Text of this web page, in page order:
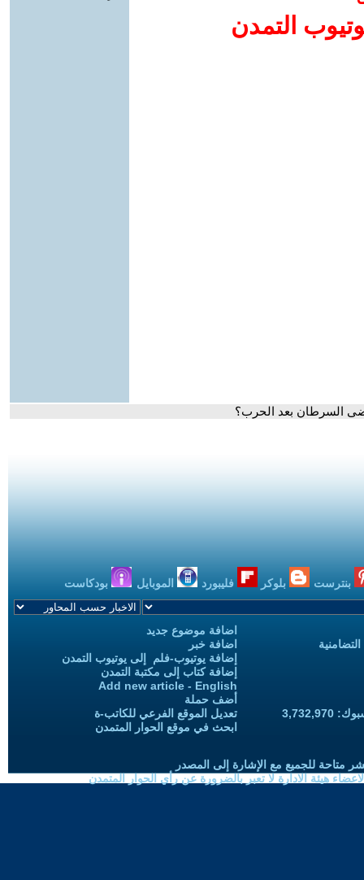
التمدن
السرطان بعد الحرب؟
بنترست بلوكر فليبورد الموبايل بودكاست
اضافة موضوع جديد
اضافة خبر
إضافة يوتيوب-فلم إلى يوتيوب التمدن
إضافة كتاب إلى مكتبة التمدن
Add new article - English
أضف حملة
تعديل الموقع الفرعي للكاتب-ة
ابحث في موقع الحوار المتمدن
متاحة للجميع مع الإشارة إلى المصدر
هيئة الادارة لا تعبر بالضرورة عن رأي الحوار المتمدن